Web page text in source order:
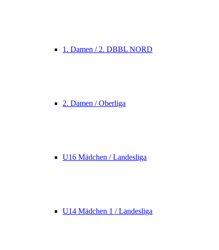
1. Damen / 2. DBBL NORD
2. Damen / Oberliga
U16 Mädchen / Landesliga
U14 Mädchen 1 / Landesliga